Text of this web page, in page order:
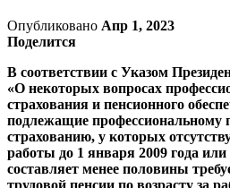
Опубликовано Апр 1, 2023
Поделится
В соответствии с Указом
«О некоторых вопросах
страхования и пенсионного
подлежащие профессиональному
страхованию, у которых
работы до 1 января 2009 года
составляет менее половины
трудовой пенсии по возрасту за